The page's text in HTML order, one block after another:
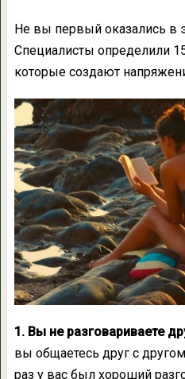
Не вы первый оказались в
Специалисты определили
которые создают
1. Вы не разговариваете
вы общаетесь друг с
раз у вас был хороший